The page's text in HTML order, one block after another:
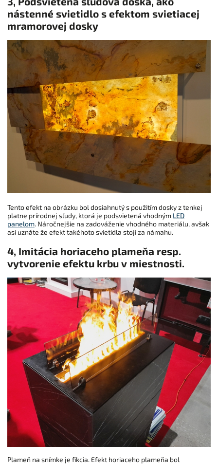
nástenné svietidlo s efektom svietiacej
mramorovej dosky
Tento efekt na obrázku bol dosiahnutý s použitím dosky z tenkej
platne prírodnej sľudy, ktorá je podsvietená vhodným LED
panelom. Náročnejšie na zadováženie vhodného materiálu, avšak
asi uznáte že efekt takéhoto svietidla stoji za námahu.
4, Imitácia horiaceho plameňa resp.
vytvorenie efektu krbu v miestnosti.
Plameň na snímke je fikcia. Efekt horiaceho plameňa bol